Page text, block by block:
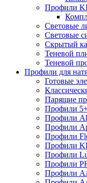
Профили
Световые
Световые
Скрытый
Теневой
Теневой
Профили для
Готовые
Парящие
Профили
Профили
Профили
Профили
Профили
Профили
Профили
Профили